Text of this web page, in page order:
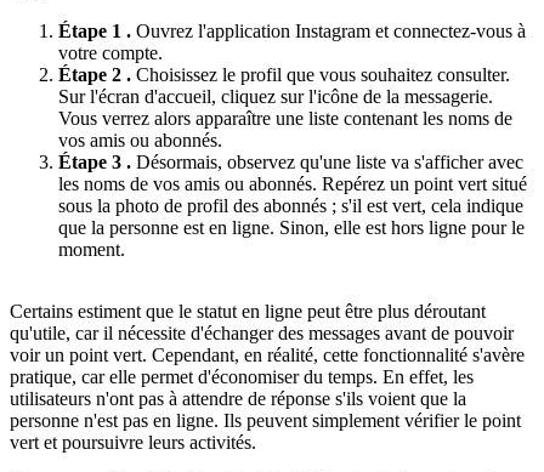
Étape 1 . Ouvrez l'application Instagram et connectez-vous à
votre compte.
Étape 2 . Choisissez le profil que vous souhaitez consulter.
Sur l'écran d'accueil, cliquez sur l'icône de la messagerie.
Vous verrez alors apparaître une liste contenant les noms de
vos amis ou abonnés.
Étape 3 . Désormais, observez qu'une liste va s'afficher avec
les noms de vos amis ou abonnés. Repérez un point vert situé
sous la photo de profil des abonnés ; s'il est vert, cela indique
que la personne est en ligne. Sinon, elle est hors ligne pour le
moment.
Certains estiment que le statut en ligne peut être plus déroutant
qu'utile, car il nécessite d'échanger des messages avant de pouvoir
voir un point vert. Cependant, en réalité, cette fonctionnalité s'avère
pratique, car elle permet d'économiser du temps. En effet, les
utilisateurs n'ont pas à attendre de réponse s'ils voient que la
personne n'est pas en ligne. Ils peuvent simplement vérifier le point
vert et poursuivre leurs activités.